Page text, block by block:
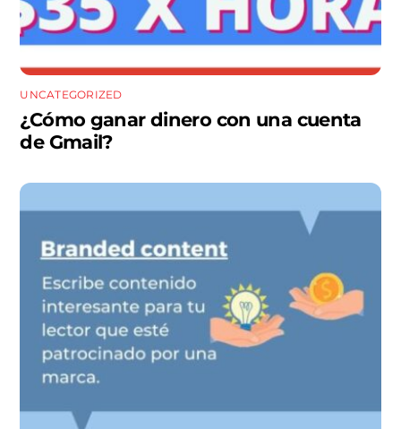
UNCATEGORIZED
¿Cómo ganar dinero con una cuenta
de Gmail?